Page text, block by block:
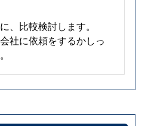
、比較検討します。
社に依頼をするかしっ